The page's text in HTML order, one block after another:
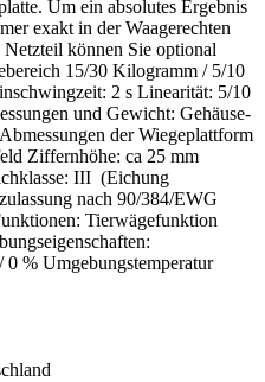
Um ein absolutes Ergebnis
exakt in der Waagerechten
können Sie optional
15/30 Kilogramm / 5/10
2 s Linearität: 5/10
und Gewicht: Gehäuse-
der Wiegeplattform
Ziffernhöhe: ca 25 mm
III (Eichung
nach 90/384/EWG
Tierwägefunktion
% Umgebungstemperatur